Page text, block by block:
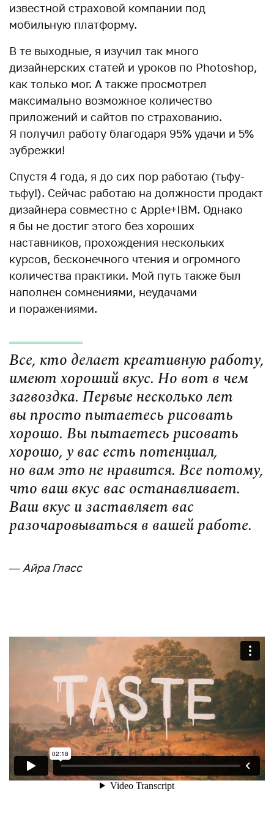
известной страховой компании под
мобильную платформу.
В те выходные, я изучил так много
дизайнерских статей и уроков по Photoshop,
как только мог. А также просмотрел
максимально возможное количество
приложений и сайтов по страхованию.
Я получил работу благодаря 95% удачи и 5%
зубрежки!
Спустя 4 года, я до сих пор работаю (тьфу-
тьфу!). Сейчас работаю на должности продакт
дизайнера совместно с Apple+IBM. Однако
я бы не достиг этого без хороших
наставников, прохождения нескольких
курсов, бесконечного чтения и огромного
количества практики. Мой путь также был
наполнен сомнениями, неудачами
и поражениями.
Все, кто делает креативную работу,
имеют хороший вкус. Но вот в чем
загвоздка. Первые несколько лет
вы просто пытаетесь рисовать
хорошо. Вы пытаетесь рисовать
хорошо, у вас есть потенциал,
но вам это не нравится. Все потому,
что ваш вкус вас останавливает.
Ваш вкус и заставляет вас
разочаровываться в вашей работе.
— Айра Гласс